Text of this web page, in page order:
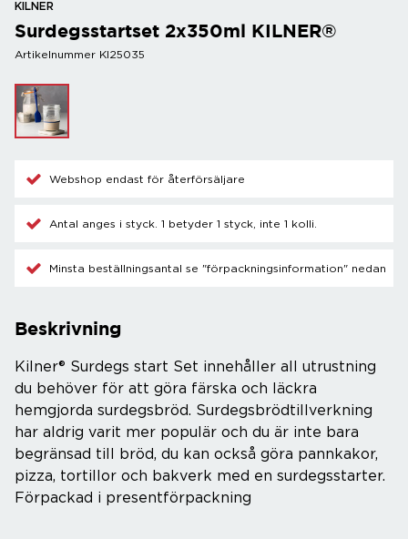
KILNER
Surdegsstartset 2x350ml KILNER®
Artikelnummer KI25035
Webshop endast för återförsäljare
Antal anges i styck. 1 betyder 1 styck, inte 1 kolli.
Minsta beställningsantal se "förpackningsinformation" nedan
Beskrivning
Kilner® Surdegs start Set innehåller all utrustning
du behöver för att göra färska och läckra
hemgjorda surdegsbröd. Surdegsbrödtillverkning
har aldrig varit mer populär och du är inte bara
begränsad till bröd, du kan också göra pannkakor,
pizza, tortillor och bakverk med en surdegsstarter.
Förpackad i presentförpackning